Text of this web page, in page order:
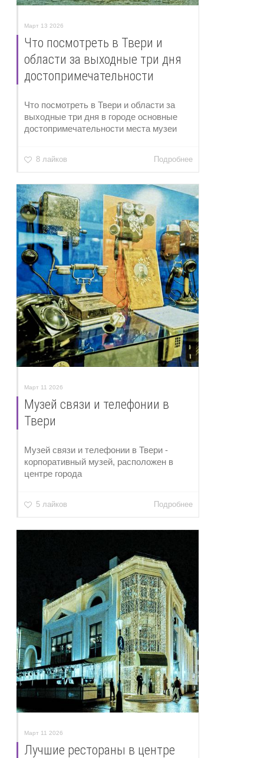
Март 13 2026
Что посмотреть в Твери и
области за выходные три дня
достопримечательности
Что посмотреть в Твери и области за
выходные три дня в городе основные
достопримечательности места музеи
8 лайков Подробнее
Март 11 2026
Музей связи и телефонии в
Твери
Музей связи и телефонии в Твери -
корпоративный музей, расположен в
центре города
5 лайков Подробнее
Март 11 2026
Лучшие рестораны в центре